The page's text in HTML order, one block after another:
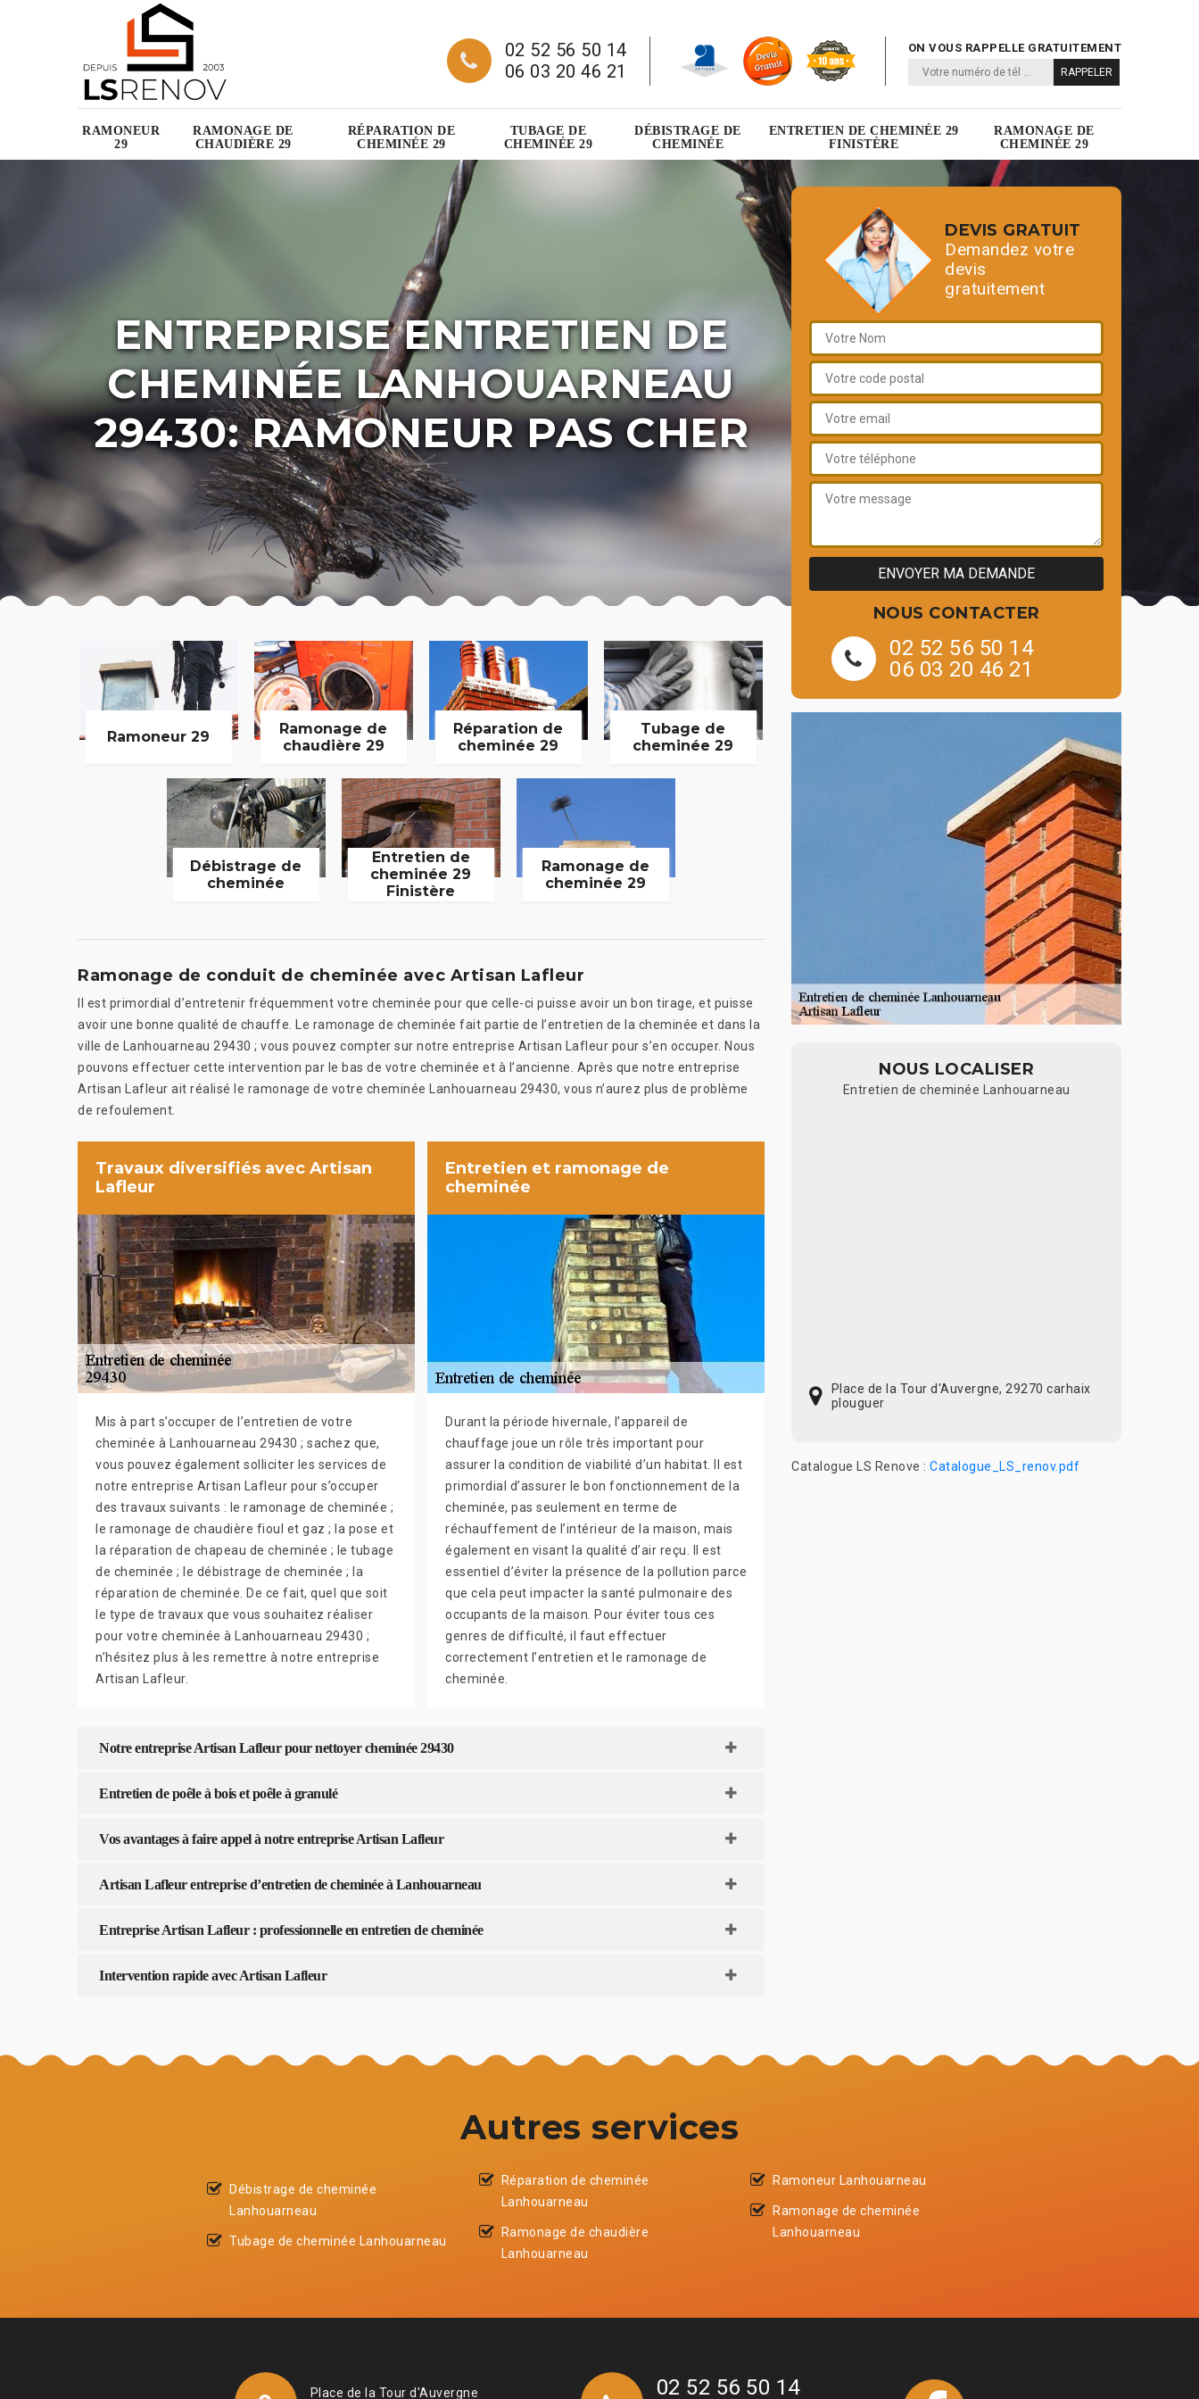
02 52 56 50 14
06 03 20 46 21
ON VOUS RAPPELLE GRATUITEMENT
RAMONEUR
29
RAMONAGE DE
CHAUDIÈRE 29
RÉPARATION DE
CHEMINÉE 29
TUBAGE DE
CHEMINÉE 29
DÉBISTRAGE DE
CHEMINÉE
ENTRETIEN DE CHEMINÉE 29
FINISTÈRE
RAMONAGE DE
CHEMINÉE 29
ENTREPRISE ENTRETIEN DE
CHEMINÉE LANHOUARNEAU
29430: RAMONEUR PAS CHER
Ramoneur 29
Ramonage de
chaudière 29
Réparation de
cheminée 29
Tubage de
cheminée 29
Débistrage de
cheminée
Entretien de
cheminée 29
Finistère
Ramonage de
cheminée 29
Ramonage de conduit de cheminée avec Artisan Lafleur
Il est primordial d’entretenir fréquemment votre cheminée pour que celle-ci puisse avoir un bon tirage, et puisse
avoir une bonne qualité de chauffe. Le ramonage de cheminée fait partie de l’entretien de la cheminée et dans la
ville de Lanhouarneau 29430 ; vous pouvez compter sur notre entreprise Artisan Lafleur pour s’en occuper. Nous
pouvons effectuer cette intervention par le bas de votre cheminée et à l’ancienne. Après que notre entreprise
Artisan Lafleur ait réalisé le ramonage de votre cheminée Lanhouarneau 29430, vous n’aurez plus de problème
de refoulement.
Travaux diversifiés avec Artisan
Lafleur
Mis à part s’occuper de l’entretien de votre
cheminée à Lanhouarneau 29430 ; sachez que,
vous pouvez également solliciter les services de
notre entreprise Artisan Lafleur pour s’occuper
des travaux suivants : le ramonage de cheminée ;
le ramonage de chaudière fioul et gaz ; la pose et
la réparation de chapeau de cheminée ; le tubage
de cheminée ; le débistrage de cheminée ; la
réparation de cheminée. De ce fait, quel que soit
le type de travaux que vous souhaitez réaliser
pour votre cheminée à Lanhouarneau 29430 ;
n’hésitez plus à les remettre à notre entreprise
Artisan Lafleur.
Entretien et ramonage de
cheminée
Durant la période hivernale, l’appareil de
chauffage joue un rôle très important pour
assurer la condition de viabilité d’un habitat. Il est
primordial d’assurer le bon fonctionnement de la
cheminée, pas seulement en terme de
réchauffement de l’intérieur de la maison, mais
également en visant la qualité d’air reçu. Il est
essentiel d’éviter la présence de la pollution parce
que cela peut impacter la santé pulmonaire des
occupants de la maison. Pour éviter tous ces
genres de difficulté, il faut effectuer
correctement l’entretien et le ramonage de
cheminée.
Notre entreprise Artisan Lafleur pour nettoyer cheminée 29430
Entretien de poêle à bois et poêle à granulé
Vos avantages à faire appel à notre entreprise Artisan Lafleur
Artisan Lafleur entreprise d’entretien de cheminée à Lanhouarneau
Entreprise Artisan Lafleur : professionnelle en entretien de cheminée
Intervention rapide avec Artisan Lafleur
DEVIS GRATUIT
Demandez votre
devis
gratuitement
NOUS CONTACTER
02 52 56 50 14
06 03 20 46 21
NOUS LOCALISER
Entretien de cheminée Lanhouarneau
Place de la Tour d'Auvergne, 29270 carhaix
plouguer
Catalogue LS Renove : Catalogue_LS_renov.pdf
Autres services
Débistrage de cheminée
Lanhouarneau
Tubage de cheminée Lanhouarneau
Réparation de cheminée
Lanhouarneau
Ramonage de chaudière
Lanhouarneau
Ramoneur Lanhouarneau
Ramonage de cheminée
Lanhouarneau
Place de la Tour d'Auvergne 02 52 56 50 14